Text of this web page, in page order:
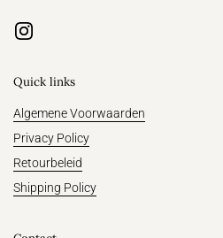
Instagram
Quick links
Algemene Voorwaarden
Privacy Policy
Retourbeleid
Shipping Policy